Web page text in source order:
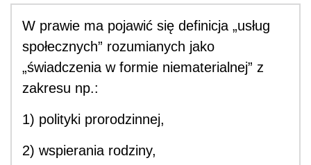
W prawie ma pojawić się definicja „usług
społecznych” rozumianych jako
„świadczenia w formie niematerialnej” z
zakresu np.:
1) polityki prorodzinnej,
2) wspierania rodziny,